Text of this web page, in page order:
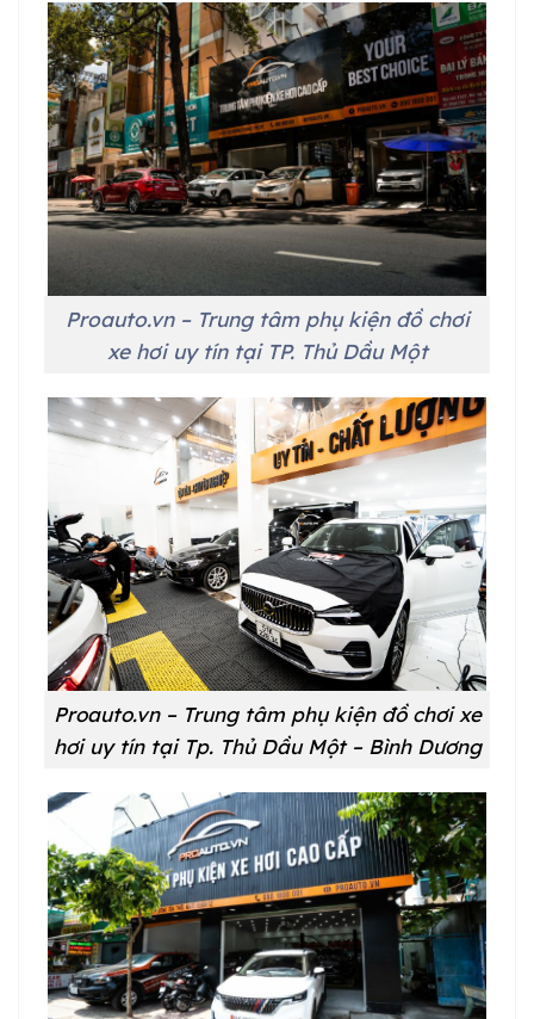
Proauto.vn – Trung tâm phụ kiện đồ chơi
xe hơi uy tín tại TP. Thủ Dầu Một
Proauto.vn – Trung tâm phụ kiện đồ chơi xe
hơi uy tín tại Tp. Thủ Dầu Một – Bình Dương